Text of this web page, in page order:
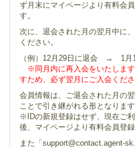
ず月末にマイページより有料会
す。
次に、退会された月の翌月中に
ください。
（例）12月29日に退会 → 1月
※同月内に再入会をいたしま
すため、必ず翌月にご入会くださ
会員情報は、ご退会された月の
ことで引き継がれる形となります
※IDの新規登録はせず、現在ご
後、マイページより有料会員登
また「support@contact.agent-